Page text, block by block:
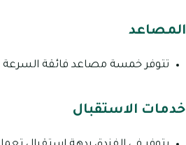
المصاعد
تتوفر خمسة مصاعد فائقة السرعة
خدمات الاستقبال